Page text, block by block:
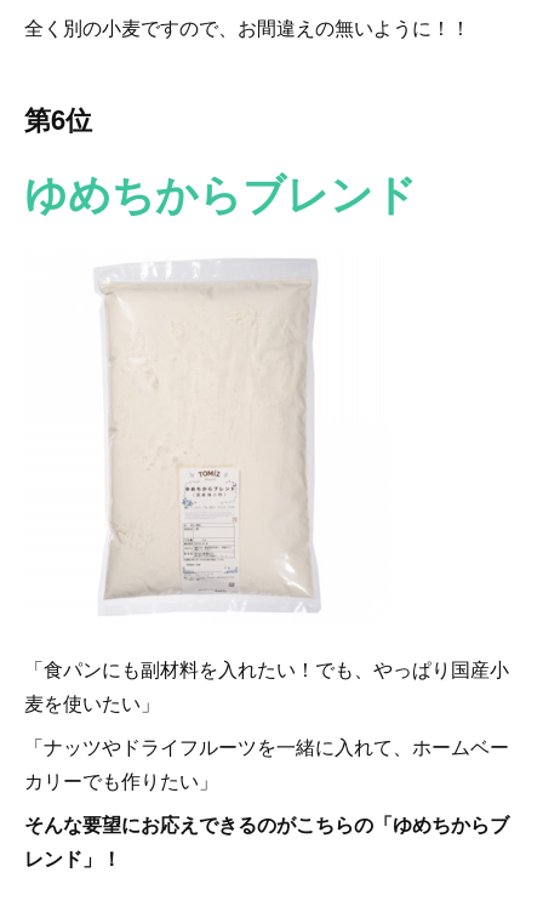
全く別の小麦ですので、お間違えの無いように！！
第6位
ゆめちからブレンド
「食パンにも副材料を入れたい！でも、やっぱり国産小
麦を使いたい」
「ナッツやドライフルーツを一緒に入れて、ホームベー
カリーでも作りたい」
そんな要望にお応えできるのがこちらの「ゆめちからブ
レンド」！